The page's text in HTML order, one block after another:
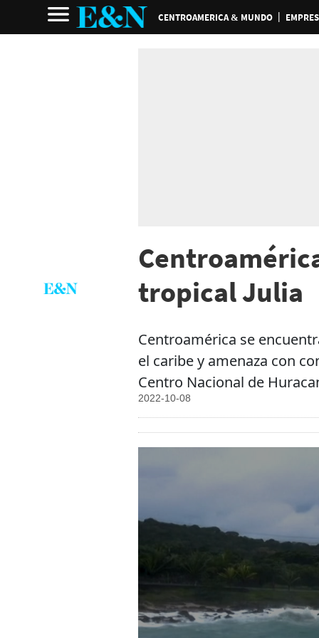
CENTROAMERICA & MUNDO
tropical Julia
Centroamérica se
el caribe y amenaza con
Centro Nacional de
2022-10-08